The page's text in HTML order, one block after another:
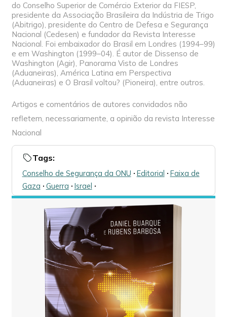
do Conselho Superior de Comércio Exterior da FIESP,
presidente da Associação Brasileira da Indústria de Trigo
(Abitrigo), presidente do Centro de Defesa e Segurança
Nacional (Cedesen) e fundador da Revista Interesse
Nacional. Foi embaixador do Brasil em Londres (1994–99)
e em Washington (1999–04). É autor de Dissenso de
Washington (Agir), Panorama Visto de Londres
(Aduaneiras), América Latina em Perspectiva
(Aduaneiras) e O Brasil voltou? (Pioneira), entre outros.
Artigos e comentários de autores convidados não
refletem, necessariamente, a opinião da revista Interesse
Nacional
Tags:
Conselho de Segurança da ONU 🞌 Editorial 🞌 Faixa de
Gaza 🞌 Guerra 🞌 Israel 🞌